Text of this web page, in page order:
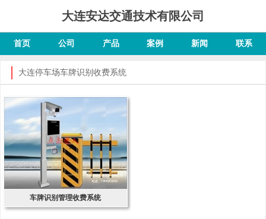
大连安达交通技术有限公司
首页 公司 产品 案例 新闻 联系
大连停车场车牌识别收费系统
车牌识别管理收费系统